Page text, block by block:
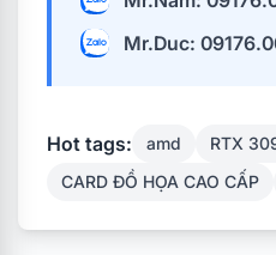
Mr.Duc:
Hot tags: amd RTX
CARD ĐỒ HỌA CAO CẤP